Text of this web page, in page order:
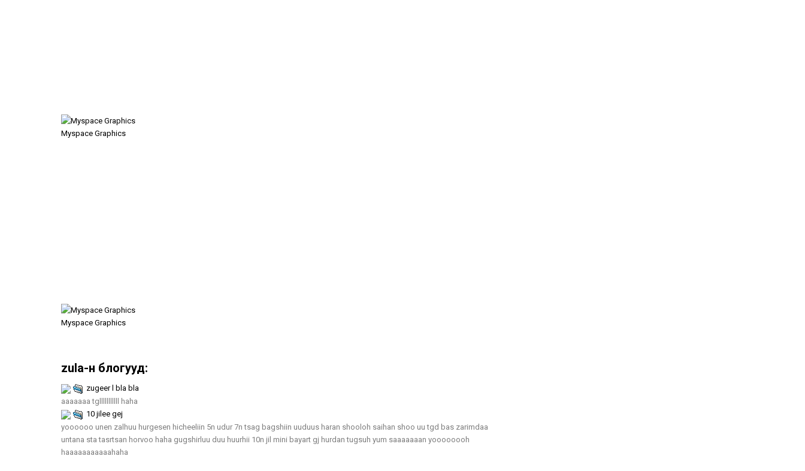
Myspace Graphics
Myspace Graphics
zula-н блогууд:
zugeer l bla bla
aaaaaaa tglllllllllll haha
10 jilee gej
yoooooo unen zalhuu hurgesen hicheeliin 5n udur 7n tsag bagshiin uuduus haran shooloh saihan shoo uu tgd bas zarimdaa
untana sta tasrtsan horvoo haha gugshirluu duu huurhii 10n jil mini bayart gj hurdan tugsuh yum saaaaaaan yoooooooh
haaaaaaaaaaahaha